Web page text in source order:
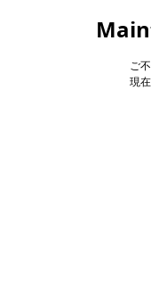
ご
現